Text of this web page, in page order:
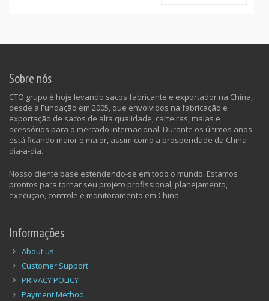
Sobre nós
CTO grupo é hoje levando sacos fabricante e exportador na China,
desde a Fundação em 2005, que envolvidos na fabricação e
exportação de sacos de alta qualidade, carteiras, malas e
acessórios para o mercado internacional. Durante os últimos anos,
está ficando maior e maior, assim como a prosperidade da China
dia-a-dia.
Nosso cliente base estendendo-se em todo o mundo. Estamos
prontos para tornar seu projeto profissional, planejamento,
execução, controle e monitoramento em China.
Informações
About us
Customer Support
PRIVACY POLICY
Payment Method